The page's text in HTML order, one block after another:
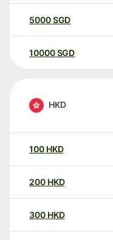
5000SGD
10000 SGD
HKD
100 HKD
200 HKD
300 HKD